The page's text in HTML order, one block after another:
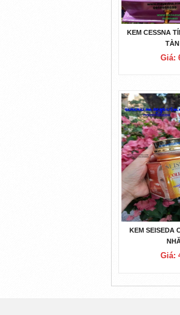
KEM CESSNA
Giá:
KEM SEISEDA
Giá: